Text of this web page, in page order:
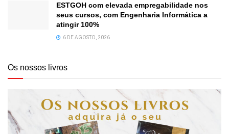
ESTGOH com elevada empregabilidade nos
seus cursos, com Engenharia Informática a
atingir 100%
6 DE AGOSTO, 2026
Os nossos livros